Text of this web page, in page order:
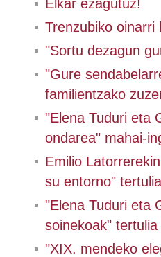
Elkar ezagutuz!
Trenzubiko oinarri
"Sortu dezagun
"Gure
familientzako
"Elena Tuduri eta
ondarea" mahai-
Emilio
su entorno" tertulia
"Elena Tuduri eta
soinekoak" tertulia
"XIX. mendeko